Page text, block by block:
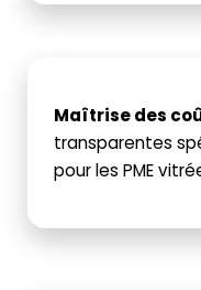
Maîtrise des
transparentes
pour les PME